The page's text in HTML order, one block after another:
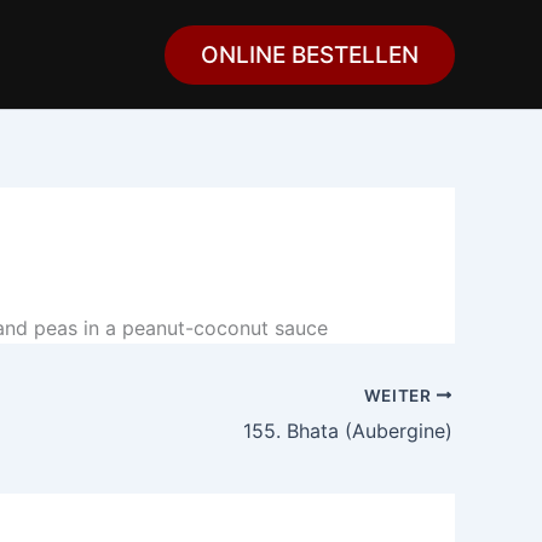
ONLINE BESTELLEN
peas in a peanut-coconut sauce
WEITER
155. Bhata (Aubergine)